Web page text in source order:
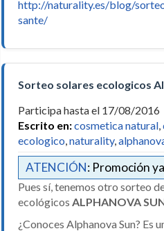
http://naturality.es/blog/
sante/
Sorteo solares ecologicos
Participa hasta el 17/08/2016
Escrito en:cosmetica natural,
ecologico,naturality,
ATENCIÓN: Promoción
Pues sí, tenemos otro sorteo
ecológicos ALPHANOVA
¿Conoces Alphanova Sun? Es